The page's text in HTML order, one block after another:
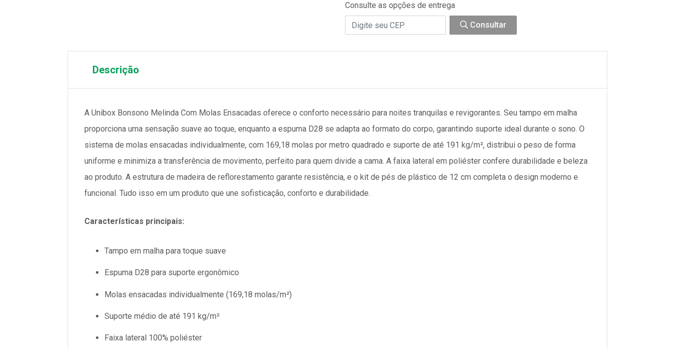
Consulte as opções de entrega
Consultar
Descrição
A Unibox Bonsono Melinda Com Molas Ensacadas oferece o conforto necessário para noites tranquilas e revigorantes. Seu tampo em malha
proporciona uma sensação suave ao toque, enquanto a espuma D28 se adapta ao formato do corpo, garantindo suporte ideal durante o sono. O
sistema de molas ensacadas individualmente, com 169,18 molas por metro quadrado e suporte de até 191 kg/m², distribui o peso de forma
uniforme e minimiza a transferência de movimento, perfeito para quem divide a cama. A faixa lateral em poliéster confere durabilidade e beleza
ao produto. A estrutura de madeira de reflorestamento garante resistência, e o kit de pés de plástico de 12 cm completa o design moderno e
funcional. Tudo isso em um produto que une sofisticação, conforto e durabilidade.
Características principais:
Tampo em malha para toque suave
Espuma D28 para suporte ergonômico
Molas ensacadas individualmente (169,18 molas/m²)
Suporte médio de até 191 kg/m²
Faixa lateral 100% poliéster